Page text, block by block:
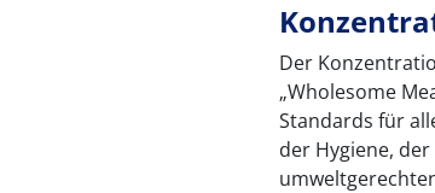
Der
„Wholesome
Standards für
der Hygiene,